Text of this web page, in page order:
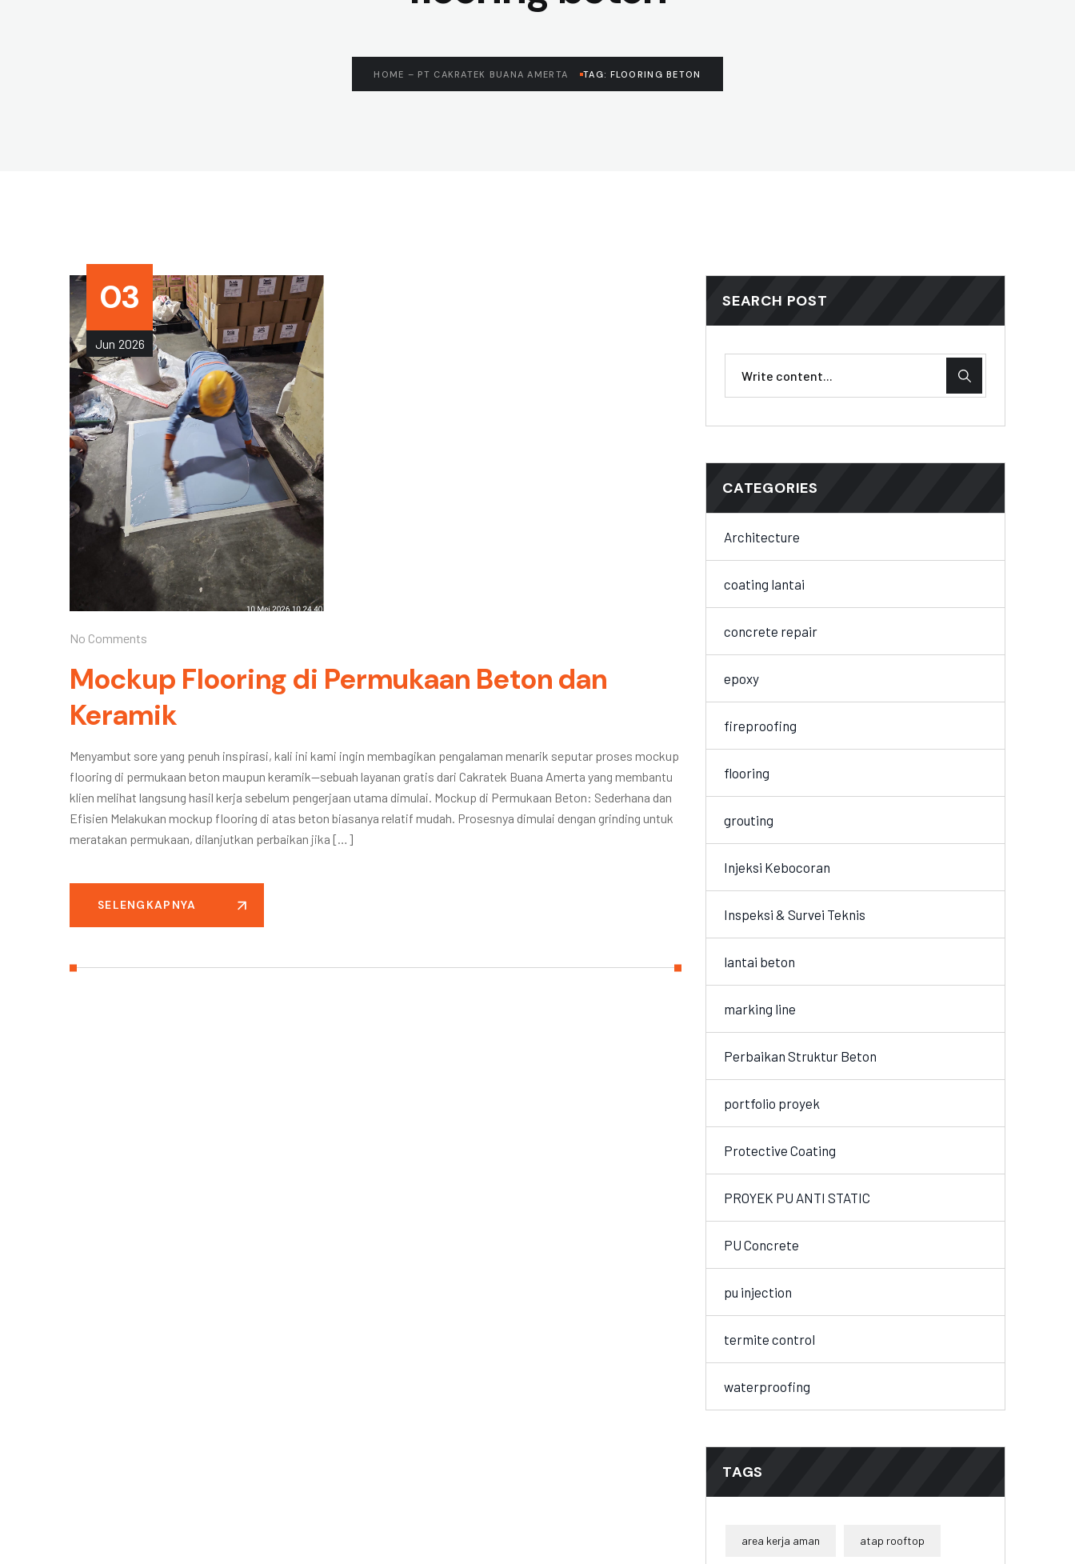
HOME – PT CAKRATEK BUANA AMERTA TAG: FLOORING BETON
03
Jun 2026
No Comments
Mockup Flooring di Permukaan Beton dan
Keramik
Menyambut sore yang penuh inspirasi, kali ini kami ingin membagikan pengalaman menarik seputar proses mockup
flooring di permukaan beton maupun keramik—sebuah layanan gratis dari Cakratek Buana Amerta yang membantu
klien melihat langsung hasil kerja sebelum pengerjaan utama dimulai. Mockup di Permukaan Beton: Sederhana dan
Efisien Melakukan mockup flooring di atas beton biasanya relatif mudah. Prosesnya dimulai dengan grinding untuk
meratakan permukaan, dilanjutkan perbaikan jika […]
SELENGKAPNYA
SEARCH POST
CATEGORIES
Architecture
coating lantai
concrete repair
epoxy
fireproofing
flooring
grouting
Injeksi Kebocoran
Inspeksi & Survei Teknis
lantai beton
marking line
Perbaikan Struktur Beton
portfolio proyek
Protective Coating
PROYEK PU ANTI STATIC
PU Concrete
pu injection
termite control
waterproofing
TAGS
area kerja aman atap rooftop